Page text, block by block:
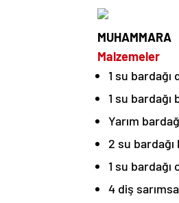
MUHAMMARA
Malzemeler
1 su bardağı
1 su bardağı
Yarım
2 su bardağı
1 su bardağı
4 diş